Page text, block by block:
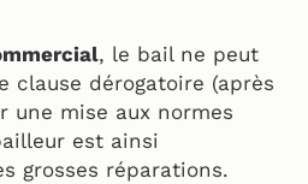
, le bail ne peut
clause dérogatoire (après
une mise aux normes
est ainsi
grosses réparations.